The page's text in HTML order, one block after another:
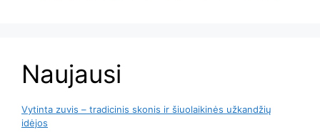
Naujausi
Vytinta zuvis – tradicinis skonis ir šiuolaikinės užkandžių
idėjos